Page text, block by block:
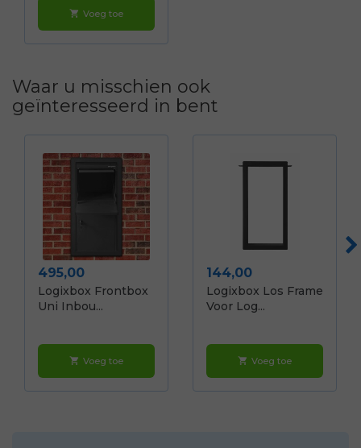
shopping_cart Voeg toe
Waar u misschien ook
geïnteresseerd in bent
Prijs
495,00
Logixbox Frontbox
Uni Inbou...
shopping_cart Voeg toe
Prijs
144,00
Logixbox Los Frame
Voor Log...
shopping_cart Voeg toe